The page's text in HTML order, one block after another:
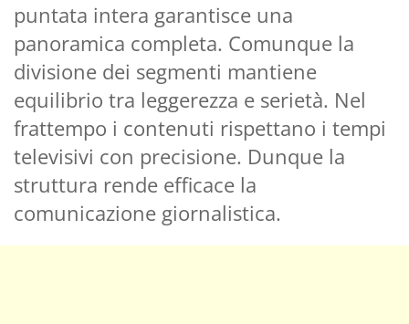
puntata intera garantisce una
panoramica completa. Comunque la
divisione dei segmenti mantiene
equilibrio tra leggerezza e serietà. Nel
frattempo i contenuti rispettano i tempi
televisivi con precisione. Dunque la
struttura rende efficace la
comunicazione giornalistica.